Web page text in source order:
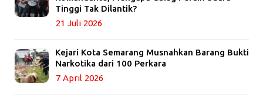
Tinggi Tak Dilantik?
21 Juli 2026
Kejari Kota Semarang Musnahkan Barang Bukti
Narkotika dari 100 Perkara
7 April 2026